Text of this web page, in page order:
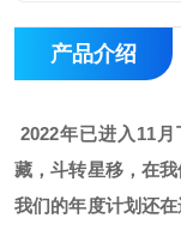
产品介绍
2022年已进入11
藏，斗转星移，在
我们的年度计划还